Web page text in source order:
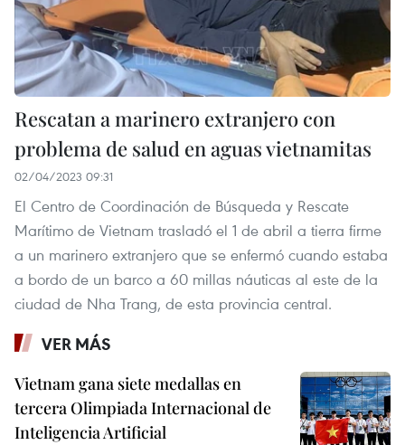
Rescatan a marinero extranjero con
problema de salud en aguas vietnamitas
02/04/2023 09:31
El Centro de Coordinación de Búsqueda y Rescate
Marítimo de Vietnam trasladó el 1 de abril a tierra firme
a un marinero extranjero que se enfermó cuando estaba
a bordo de un barco a 60 millas náuticas al este de la
ciudad de Nha Trang, de esta provincia central.
VER MÁS
Vietnam gana siete medallas en
tercera Olimpiada Internacional de
Inteligencia Artificial